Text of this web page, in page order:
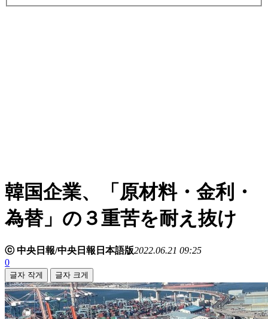
韓国企業、「原材料・金利・
為替」の３重苦を耐え抜け
ⓒ 中央日報/中央日報日本語版2022.06.21 09:25
0
글자 작게 글자 크게